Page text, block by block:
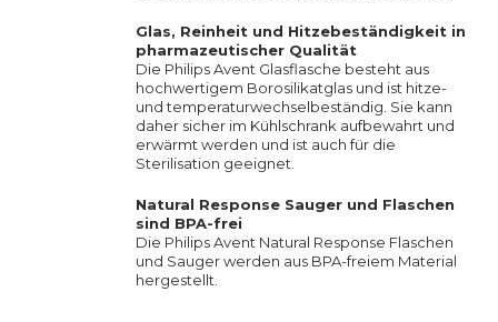
Glas, Reinheit und Hitzebeständigkeit in
pharmazeutischer Qualität
Die Philips Avent Glasflasche besteht aus
hochwertigem Borosilikatglas und ist hitze-
und temperaturwechselbeständig. Sie kann
daher sicher im Kühlschrank aufbewahrt und
erwärmt werden und ist auch für die
Sterilisation geeignet.
Natural Response Sauger und Flaschen
sind BPA-frei
Die Philips Avent Natural Response Flaschen
und Sauger werden aus BPA-freiem Material
hergestellt.